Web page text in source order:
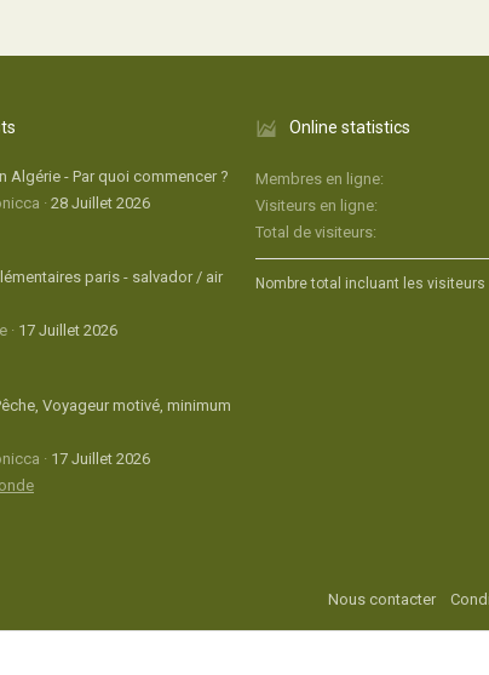
Algérie - Par quoi commencer ?
28 Juillet 2026
paris - salvador / air
17 Juillet 2026
Voyageur motivé, minimum
17 Juillet 2026
Online statistics
Membres en ligne
Visiteurs en ligne
Total de visiteurs
Nombre total incluant les
Nous contacter